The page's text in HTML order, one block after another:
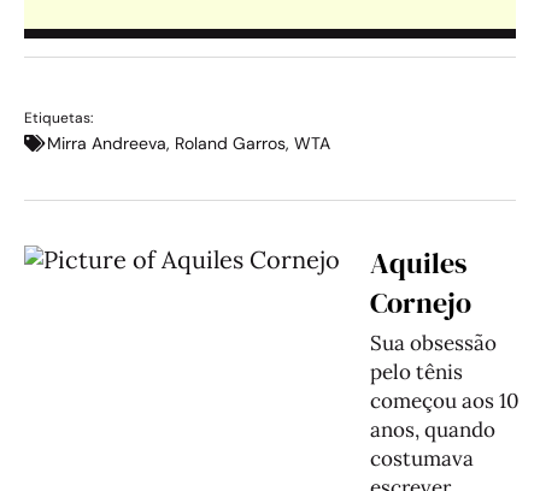
Etiquetas:
Mirra Andreeva, Roland Garros, WTA
Aquiles
Cornejo
Sua obsessão
pelo tênis
começou aos 10
anos, quando
costumava